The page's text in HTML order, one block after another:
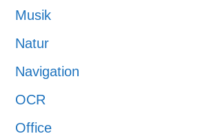
Musik
Natur
Navigation
OCR
Office